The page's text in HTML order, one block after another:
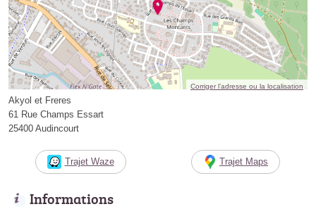
Corriger l’adresse ou la localisation
Akyol et Freres
61 Rue Champs Essart
25400 Audincourt
Trajet Waze Trajet Maps
Informations